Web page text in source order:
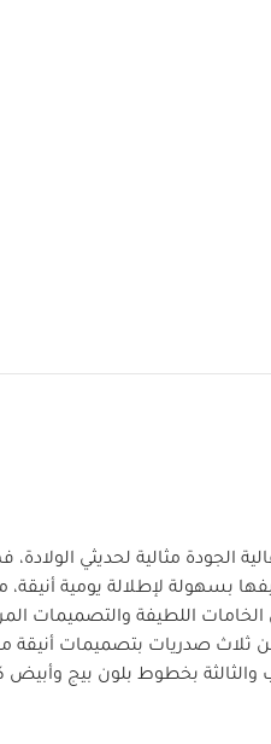
الجودة مثالية لحديثي
بسهولة لإطلالة يومية أنيقة،
الخامات اللطيفة والتصميمات
ثلاث صدريات بتصميمات أنيقة
والثالثة بخطوط بلون بيج وأبيض